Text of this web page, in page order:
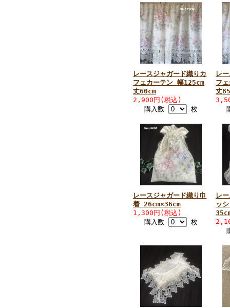
レースジャガード織りカ
フェカーテン 幅125cm
丈60cm
2,900円(税込)
購入数
枚
レ
フ
丈
レースジャガード織り巾
着 26cm×36cm
1,300円(税込)
購入数
枚
レ
ッ